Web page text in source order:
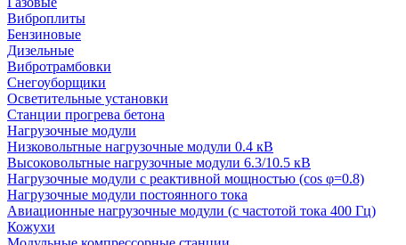
Виброплиты
Бензиновые
Дизельные
Вибротрамбовки
Снегоуборщики
Осветительные установки
Станции прогрева бетона
Нагрузочные модули
Низковольтные нагрузочные модули 0.4 кВ
Высоковольтные нагрузочные модули 6.3/10.5 кВ
Нагрузочные модули с реактивной мощностью (cos φ=0.8)
Нагрузочные модули постоянного тока
Авиационные нагрузочные модули (с частотой тока 400 Гц)
Кожухи